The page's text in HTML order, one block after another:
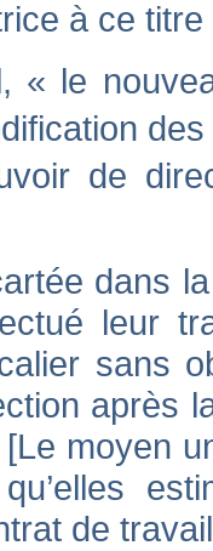
à ce titre
« le
de
dans
leur
sans
après
[Le moyen
de